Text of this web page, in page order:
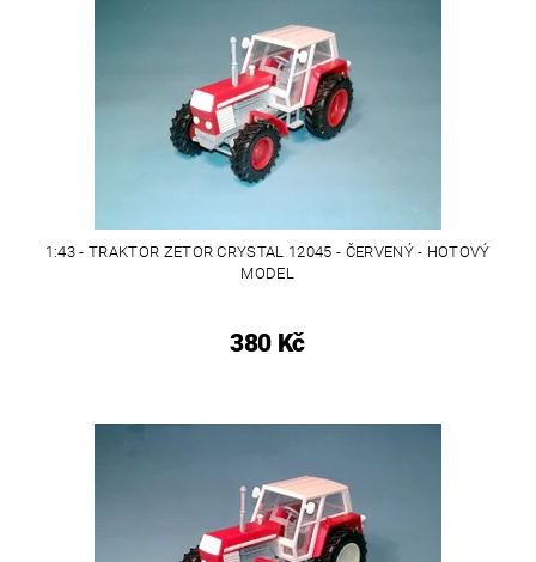
1:43 - TRAKTOR ZETOR CRYSTAL 12045 - ČERVENÝ - HOTOVÝ
MODEL
380 Kč